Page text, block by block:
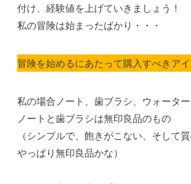
付け、経験値を上げていきましょう！
私の冒険は始まったばかり・・・
冒険を始めるにあたって購入すべきア
私の場合ノート、歯ブラシ、ウォータ
ノートと歯ブラシは無印良品のもの
（シンプルで、飽きがこない、そして
やっぱり無印良品かな）